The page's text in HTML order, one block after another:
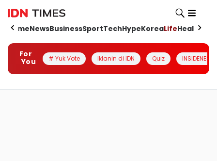
HomeNewsBusinessSportTechHypeKoreaLifeHealth
For
You
# Yuk Vote Iklanin di IDN Quiz INSIDENESIA